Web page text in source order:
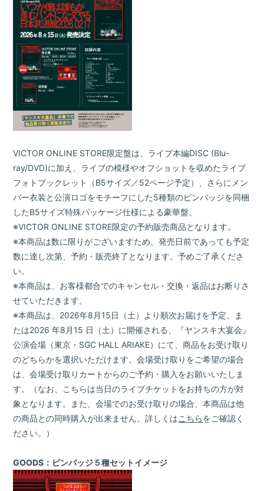
会員登録
BLOG
GALLERY
RADIO
Q&A
ヤンスキ株式手帳
FC GOODS
VICTOR ONLINE STORE限定盤は、ライブ本編DISC (Blu-
ray/DVD)に加え、ライブの模様やオフショットを収めたライブ
フォトブックレット（B5サイズ／52ページ予定）、さらにメン
バー衣装と公演ロゴをモチーフにした5種類のピンバッジを同梱
したB5サイズ特殊パッケージ仕様による豪華盤。
※VICTOR ONLINE STORE限定の予約販売商品となります。
※本商品は数に限りがございますため、発売日前であっても予定
数に達し次第、予約・販売終了となります。予めご了承くださ
い。
※本商品は、お客様都合でのキャンセル・交換・返品はお断りさ
せていただきます。
※本商品は、2026年8月15日（土）より順次お届けを予定、ま
たは2026 年8月15 日（土）に開催される、『ヤンスキ大宴会』
公演会場（東京・SGC HALL ARIAKE）にて、商品をお受け取り
のどちらかを選択いただけます。会場受け取りをご希望の場合
は、会場受け取りカートからのご予約・購入をお願いいたしま
す。（なお、こちらは当日のライブチケットをお持ちの方が対
象となります。また、会場でのお受け取りの場合、本商品は他
の商品との同時購入が出来ません。詳しくはこちらをご確認く
ださい。）
GOODS：ピンバッジ５種セットイメージ